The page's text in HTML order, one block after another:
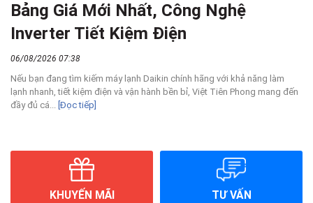
Bảng Giá Mới Nhất, Công Nghệ
Inverter Tiết Kiệm Điện
06/08/2026 07:38
Nếu bạn đang tìm kiếm máy lạnh Daikin chính hãng với khả năng làm
lạnh nhanh, tiết kiệm điện và vận hành bền bỉ, Việt Tiên Phong mang đến
đầy đủ cá... [Đọc tiếp]
KHUYẾN MÃI TƯ VẤN